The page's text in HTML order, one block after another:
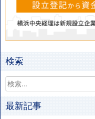
検索
最新記事